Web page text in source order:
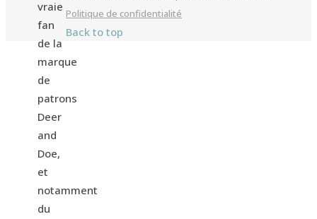
vraie
fan
de la
marque
de
patrons
Deer
and
Doe,
et
notamment
du
Politique de confidentialité
Back to top